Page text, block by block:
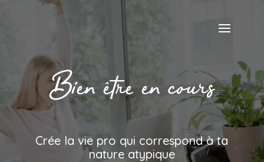
Bien être en cours
Crée la vie pro qui correspond à ta
nature atypique